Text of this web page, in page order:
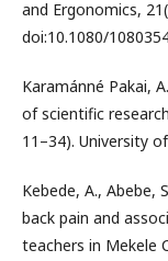
and Ergonomics,
doi:10.1080/
Karamánné Pakai,
of scientific
11–34). University
Kebede, A., Abebe,
back pain and
teachers in Mekele